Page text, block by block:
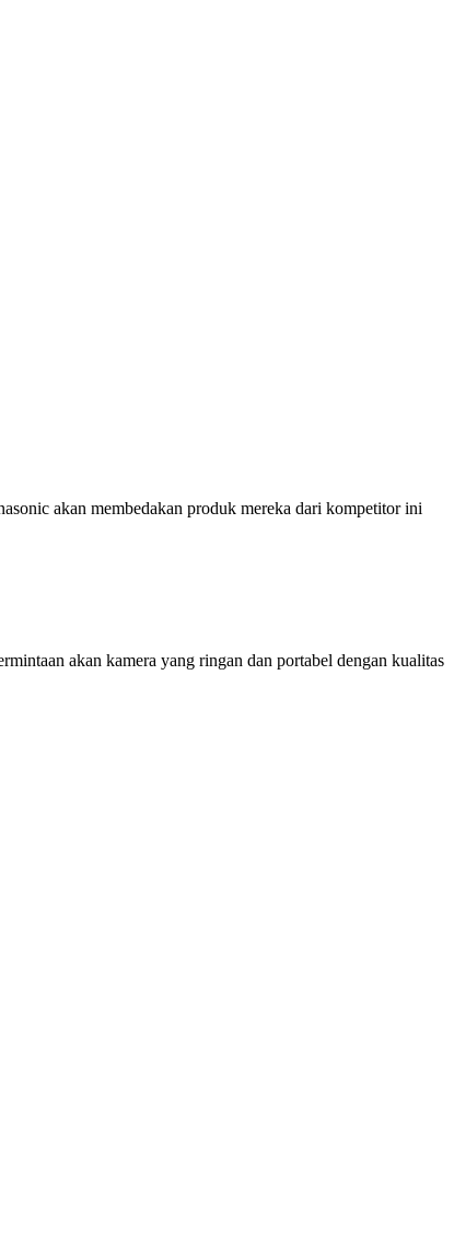
akan membedakan produk mereka dari kompetitor ini
akan kamera yang ringan dan portabel dengan kualitas